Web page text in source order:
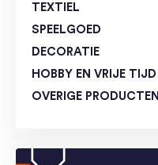
TEXTIEL
SPEELGOED
DECORATIE
HOBBY EN VRIJE TIJD
OVERIGE PRODUCTEN